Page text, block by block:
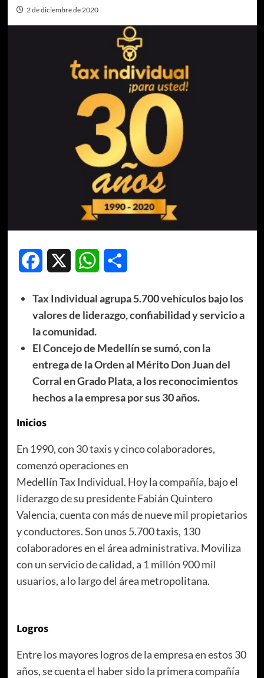
2 de diciembre de 2020
Facebook WhatsApp
Tax Individual agrupa 5.700 vehículos bajo los
valores de liderazgo, confiabilidad y servicio a
la comunidad.
El Concejo de Medellín se sumó, con la
entrega de la Orden al Mérito Don Juan del
Corral en Grado Plata, a los reconocimientos
hechos a la empresa por sus 30 años.
Inicios
En 1990, con 30 taxis y cinco colaboradores,
comenzó operaciones en
Medellín Tax Individual. Hoy la compañía, bajo el
liderazgo de su presidente Fabián Quintero
Valencia, cuenta con más de nueve mil propietarios
y conductores. Son unos 5.700 taxis, 130
colaboradores en el área administrativa. Moviliza
con un servicio de calidad, a 1 millón 900 mil
usuarios, a lo largo del área metropolitana.
Logros
Entre los mayores logros de la empresa en estos 30
años, se cuenta el haber sido la primera compañía